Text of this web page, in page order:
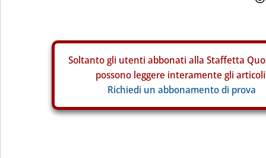
Soltanto gli utenti abbonati alla Staffetta
possono leggere interamente gli
Richiedi un abbonamento di prova